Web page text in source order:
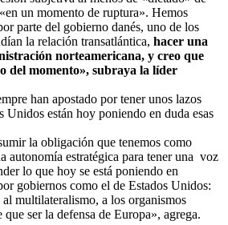
un momento de ruptura». Hemos
parte del gobierno danés, uno de los
la relación transatlántica, hacer una
norteamericana, y creo que
del momento», subraya la líder
han apostado por tener unos lazos
Unidos están hoy poniendo en duda esas
la obligación que tenemos como
autonomía estratégica para tener una voz
lo que hoy se está poniendo en
gobiernos como el de Estados Unidos:
multilateralismo, a los organismos
ser la defensa de Europa», agrega.